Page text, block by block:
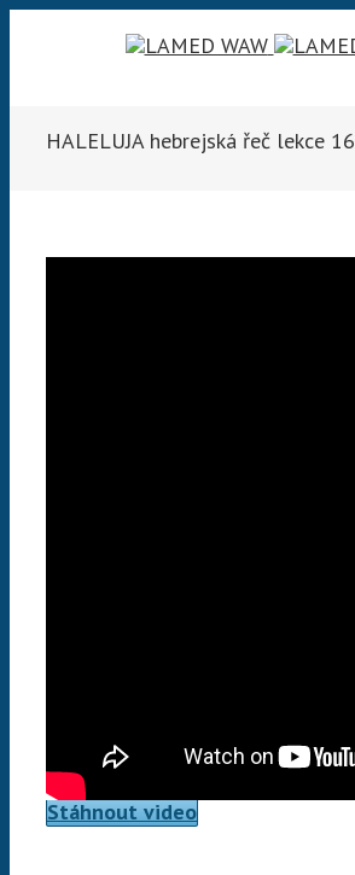
HALELUJA hebrejská řeč lekce 16
Stáhnout video